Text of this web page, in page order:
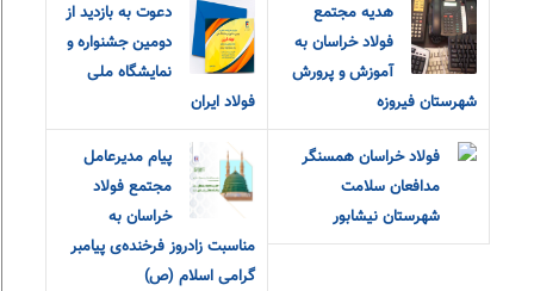
هدیه مجتمع
فولاد خراسان به
آموزش و پرورش
شهرستان فیروزه
دعوت به بازدید از
دومین جشنواره و
نمایشگاه ملی
فولاد ایران
فولاد خراسان همسنگر
مدافعان سلامت
شهرستان نیشابور
پیام مدیرعامل
مجتمع فولاد
خراسان به
مناسبت زادروز فرخنده‌ی پیامبر
گرامی اسلام (ص)